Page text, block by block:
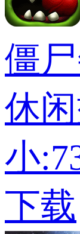
僵
休
小
下载